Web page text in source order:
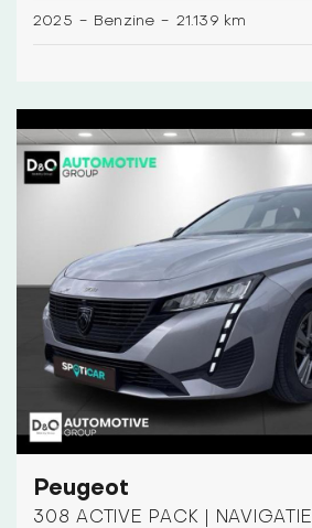
2025 - Benzine - 21.139 km
Peugeot
308 ACTIVE PACK | NAVIGATIE